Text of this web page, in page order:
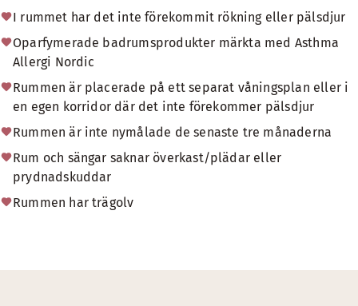
I rummet har det inte förekommit rökning eller pälsdjur
Oparfymerade badrumsprodukter märkta med Asthma
Allergi Nordic
Rummen är placerade på ett separat våningsplan eller i
en egen korridor där det inte förekommer pälsdjur
Rummen är inte nymålade de senaste tre månaderna
Rum och sängar saknar överkast/plädar eller
prydnadskuddar
Rummen har trägolv